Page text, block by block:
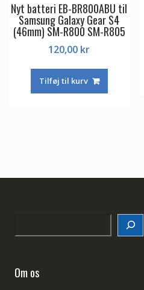
Nyt batteri EB-BR800ABU til
Samsung Galaxy Gear S4
(46mm) SM-R800 SM-R805
120,00 kr
Tilføj til kurv
Om os